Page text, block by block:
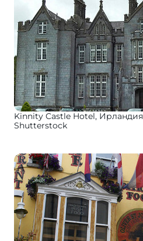
Kinnity Castle Hotel, Ирландия
Shutterstock